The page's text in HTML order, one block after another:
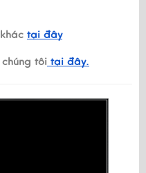
tại đây
tôi tại đây.